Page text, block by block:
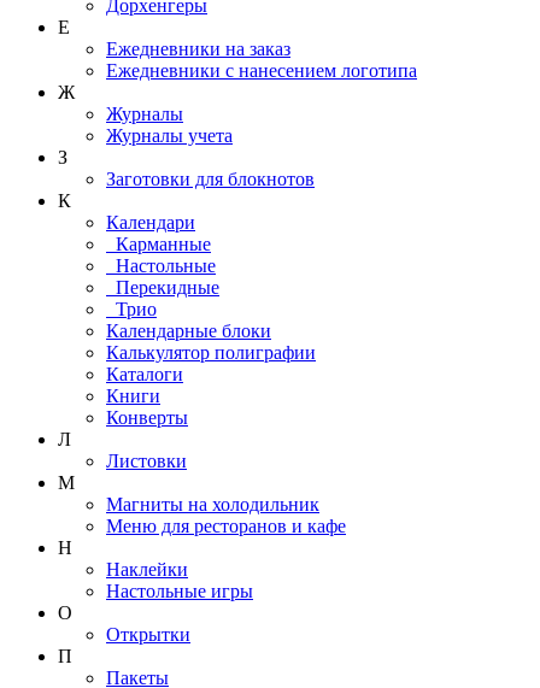
Дорхенгеры
Е
Ежедневники на заказ
Ежедневники с нанесением логотипа
Ж
Журналы
Журналы учета
З
Заготовки для блокнотов
К
Календари
Карманные
Настольные
Перекидные
Трио
Календарные блоки
Калькулятор полиграфии
Каталоги
Книги
Конверты
Л
Листовки
М
Магниты на холодильник
Меню для ресторанов и кафе
Н
Наклейки
Настольные игры
О
Открытки
П
Пакеты